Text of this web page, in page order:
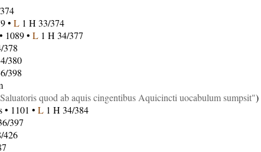
• L1 H 33/374
1089 • L1 H 34/377
380
398
quod ab aquis cingentibus Aquicincti uocabulum sumpsit )
• 1101 • L1 H 34/384
397